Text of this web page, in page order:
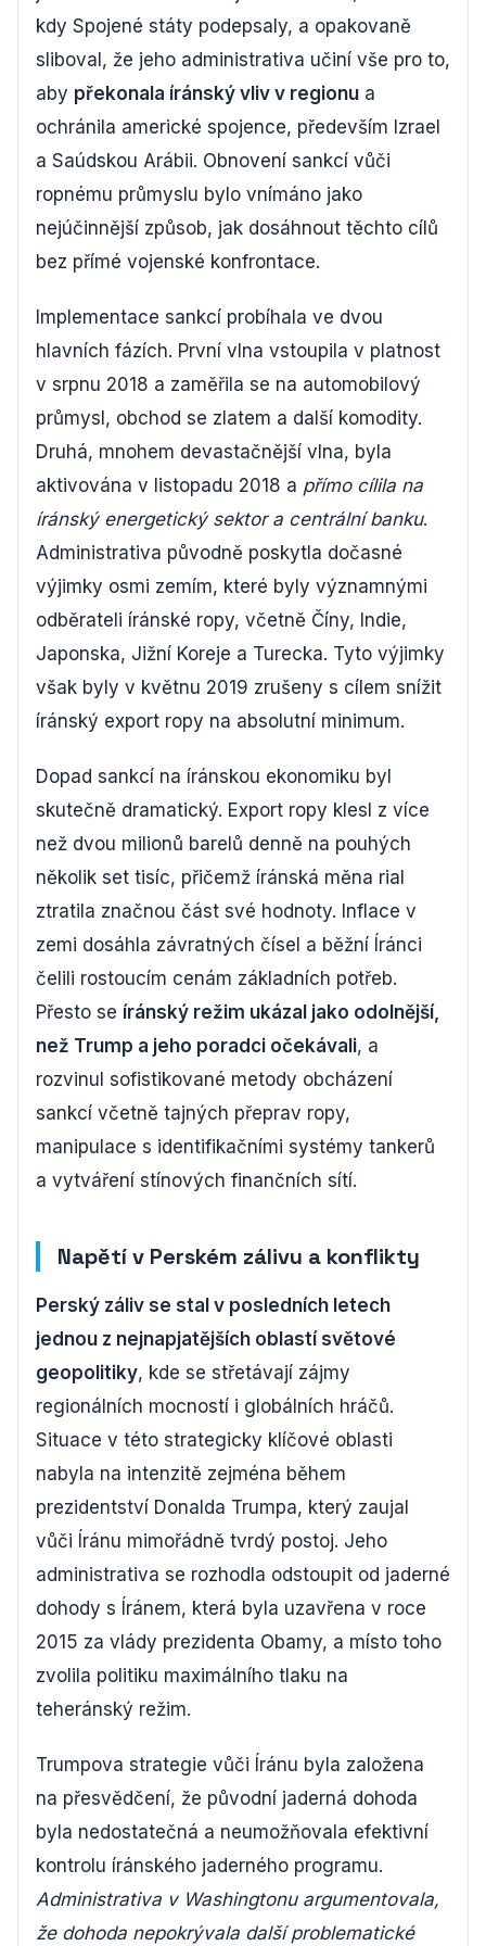
kdy Spojené státy podepsaly, a opakovaně
sliboval, že jeho administrativa učiní vše pro to,
aby překonala íránský vliv v regionu a
ochránila americké spojence, především Izrael
a Saúdskou Arábii. Obnovení sankcí vůči
ropnému průmyslu bylo vnímáno jako
nejúčinnější způsob, jak dosáhnout těchto cílů
bez přímé vojenské konfrontace.
Implementace sankcí probíhala ve dvou
hlavních fázích. První vlna vstoupila v platnost
v srpnu 2018 a zaměřila se na automobilový
průmysl, obchod se zlatem a další komodity.
Druhá, mnohem devastačnější vlna, byla
aktivována v listopadu 2018 a přímo cílila na
íránský energetický sektor a centrální banku.
Administrativa původně poskytla dočasné
výjimky osmi zemím, které byly významnými
odběrateli íránské ropy, včetně Číny, Indie,
Japonska, Jižní Koreje a Turecka. Tyto výjimky
však byly v květnu 2019 zrušeny s cílem snížit
íránský export ropy na absolutní minimum.
Dopad sankcí na íránskou ekonomiku byl
skutečně dramatický. Export ropy klesl z více
než dvou milionů barelů denně na pouhých
několik set tisíc, přičemž íránská měna rial
ztratila značnou část své hodnoty. Inflace v
zemi dosáhla závratných čísel a běžní Íránci
čelili rostoucím cenám základních potřeb.
Přesto se íránský režim ukázal jako odolnější,
než Trump a jeho poradci očekávali, a
rozvinul sofistikované metody obcházení
sankcí včetně tajných přeprav ropy,
manipulace s identifikačními systémy tankerů
a vytváření stínových finančních sítí.
Napětí v Perském zálivu a konflikty
Perský záliv se stal v posledních letech
jednou z nejnapjatějších oblastí světové
geopolitiky, kde se střetávají zájmy
regionálních mocností i globálních hráčů.
Situace v této strategicky klíčové oblasti
nabyla na intenzitě zejména během
prezidentství Donalda Trumpa, který zaujal
vůči Íránu mimořádně tvrdý postoj. Jeho
administrativa se rozhodla odstoupit od jaderné
dohody s Íránem, která byla uzavřena v roce
2015 za vlády prezidenta Obamy, a místo toho
zvolila politiku maximálního tlaku na
teheránský režim.
Trumpova strategie vůči Íránu byla založena
na přesvědčení, že původní jaderná dohoda
byla nedostatečná a neumožňovala efektivní
kontrolu íránského jaderného programu.
Administrativa v Washingtonu argumentovala,
že dohoda nepokrývala další problematické